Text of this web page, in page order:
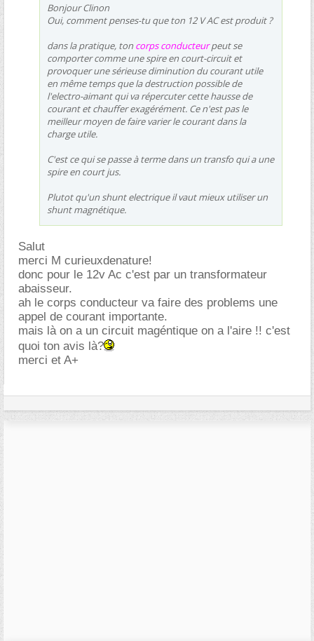
Bonjour Clinon
Oui, comment penses-tu que ton 12 V AC est produit ?
dans la pratique, ton corps conducteurpeut se
comporter comme une spire en court-circuit et
provoquer une sérieuse diminution du courant utile
en même temps que la destruction possible de
l'electro-aimant qui va répercuter cette hausse de
courant et chauffer exagérément. Ce n'est pas le
meilleur moyen de faire varier le courant dans la
charge utile.
C'est ce qui se passe à terme dans un transfo qui a une
spire en court jus.
Plutot qu'un shunt electrique il vaut mieux utiliser un
shunt magnétique.
Salut
merci M curieuxdenature!
donc pour le 12v Ac c'est par un transformateur
abaisseur.
ah le corps conducteur va faire des problems une
appel de courant importante.
mais là on a un circuit magéntique on a l'aire !! c'est
quoi ton avis là?
merci et A+